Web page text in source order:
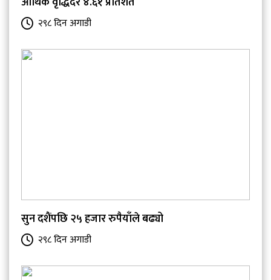
२९८ दिन अगाडी
सुन दशैंपछि २५ हजार रुपैयाँले बढ्यो
२९८ दिन अगाडी